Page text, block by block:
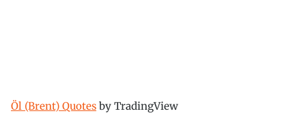
Öl (Brent) Quotes by TradingView